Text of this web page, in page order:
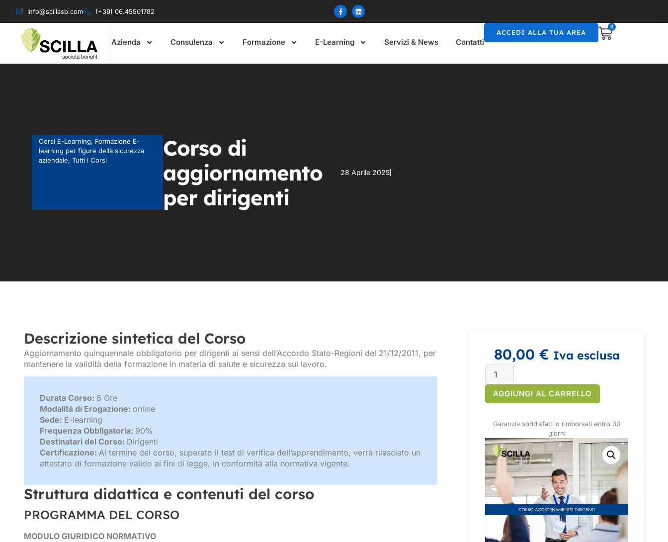
info@scillasb.com (+39) 06.45501782
Azienda Consulenza Formazione E-Learning Servizi & News Contatti
ACCEDI ALLA TUA AREA
0
Corsi E-Learning, Formazione E-
learning per figure della sicurezza
aziendale, Tutti i Corsi
Corso di
aggiornamento
per dirigenti
28 Aprile 2025
Descrizione sintetica del Corso
Aggiornamento quinquennale obbligatorio per dirigenti ai sensi dell’Accordo Stato-Regioni del 21/12/2011, per
mantenere la validità della formazione in materia di salute e sicurezza sul lavoro.
Durata Corso: 6 Ore
Modalità di Erogazione: online
Sede: E-learning
Frequenza Obbligatoria: 90%
Destinatari del Corso: Dirigenti
Certificazione: Al termine del corso, superato il test di verifica dell’apprendimento, verrà rilasciato un
attestato di formazione valido ai fini di legge, in conformità alla normativa vigente.
Struttura didattica e contenuti del corso
PROGRAMMA DEL CORSO
MODULO GIURIDICO NORMATIVO
80,00 € Iva esclusa
AGGIUNGI AL CARRELLO
Garanzia soddisfatti o rimborsati entro 30
giorni